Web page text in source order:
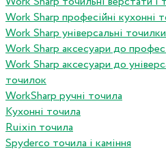
Work Sharp професiйнi кухоннi
Work Sharp унiверсальнi
Work Sharp аксесуари до
Work Sharp аксесуари до
точилок
WorkSharp ручні точила
Кухонні точила
Ruixin точила
Spyderco точила і каміння